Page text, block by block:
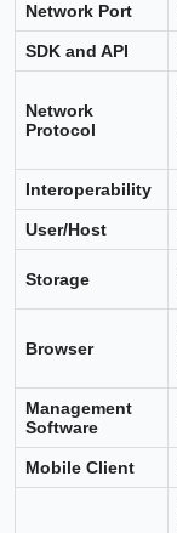
Network Port
SDK and API
Network
Protocol
Interoperability
User/Host
Storage
Browser
Management
Software
Mobile Client